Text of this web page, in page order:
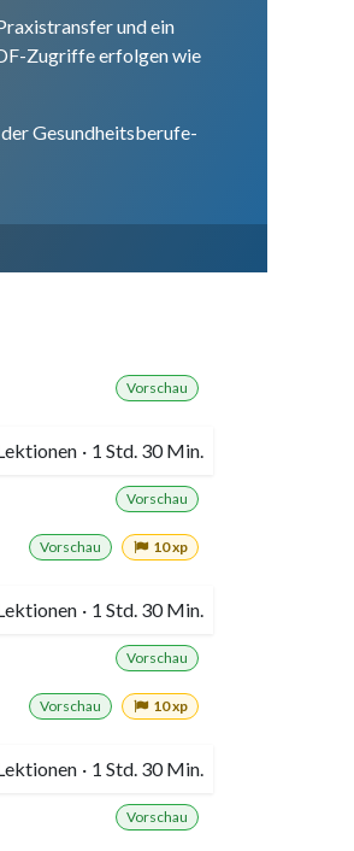
und ein
Zugriffe erfolgen wie
Gesundheitsberufe-
Vorschau
· 1 Std. 30 Min.
Vorschau
Vorschau 10 xp
· 1 Std. 30 Min.
Vorschau
Vorschau 10 xp
· 1 Std. 30 Min.
Vorschau